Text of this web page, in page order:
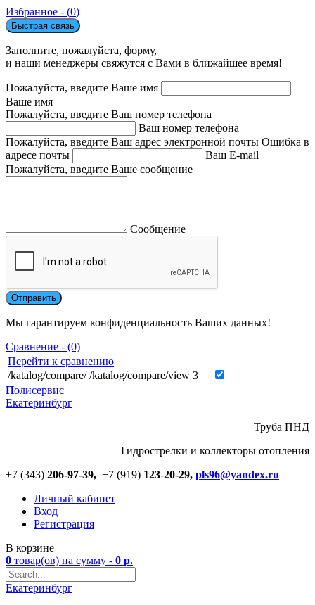
Избранное - (0)
Быстрая связь
Заполните, пожалуйста, форму,
и наши менеджеры свяжутся с Вами в ближайшее время!
Пожалуйста, введите Ваше имя
Ваше имя
Пожалуйста, введите Ваш номер телефона
Ваш номер телефона
Пожалуйста, введите Ваш адрес электронной почты Ошибка в
адресе почты
Ваш E-mail
Пожалуйста, введите Ваше сообщение
Сообщение
Мы гарантируем конфиденциальность Ваших данных!
Сравнение - (0)
Перейти к сравнению
/katalog/compare/ /katalog/compare/view 3
Полисервис
Екатеринбург
Труба ПНД
Гидрострелки и коллекторы отопления
+7 (343) 206-97-39, +7 (919) 123-20-29, pls96@yandex.ru
Личный кабинет
Вход
Регистрация
В корзине
0 товар(ов) на сумму - 0 р.
Екатеринбург